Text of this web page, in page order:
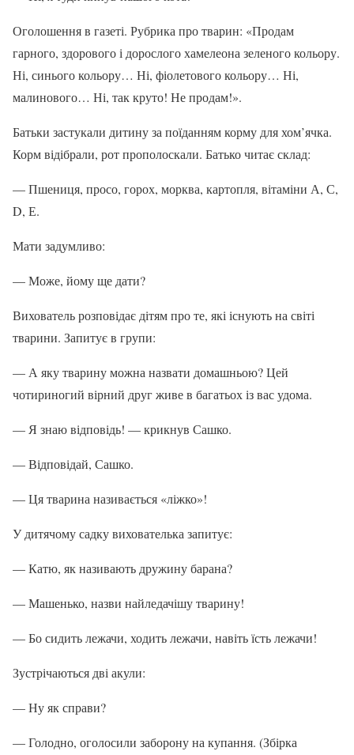
Оголошення в газеті. Рубрика про тварин: «Продам
гарного, здорового і дорослого хамелеона зеленого кольору.
Ні, синього кольору… Ні, фіолетового кольору… Ні,
малинового… Ні, так круто! Не продам!».
Батьки застукали дитину за поїданням корму для хом’ячка.
Корм відібрали, рот прополоскали. Батько читає склад:
— Пшениця, просо, горох, морква, картопля, вітаміни А, С,
D, Е.
Мати задумливо:
— Може, йому ще дати?
Вихователь розповідає дітям про те, які існують на світі
тварини. Запитує в групи:
— А яку тварину можна назвати домашньою? Цей
чотириногий вірний друг живе в багатьох із вас удома.
— Я знаю відповідь! — крикнув Сашко.
— Відповідай, Сашко.
— Ця тварина називається «ліжко»!
У дитячому садку вихователька запитує:
— Катю, як називають дружину барана?
— Машенько, назви найледачішу тварину!
— Бо сидить лежачи, ходить лежачи, навіть їсть лежачи!
Зустрічаються дві акули:
— Ну як справи?
— Голодно, оголосили заборону на купання. (Збірка